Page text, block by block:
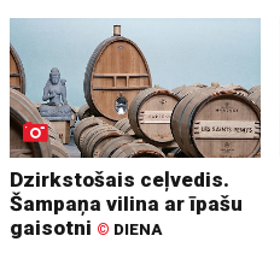
Dzirkstošais ceļvedis.
Šampaņa vilina ar īpašu
gaisotni © DIENA